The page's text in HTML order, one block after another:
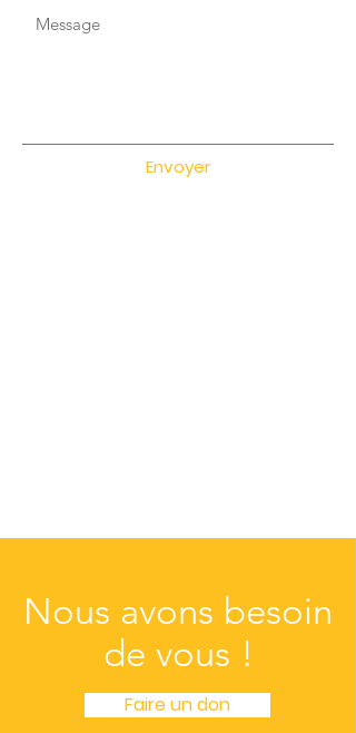
Envoyer
Nous avons besoin
de vous !
Faire un don